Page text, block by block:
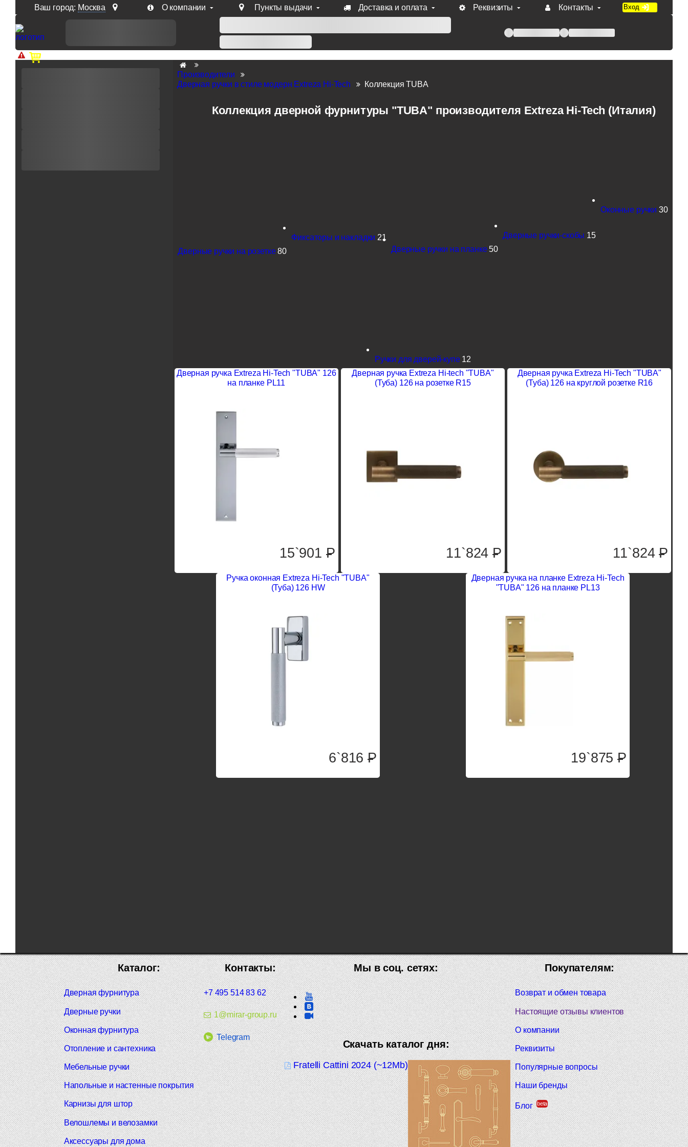
Ваш город: Москва О компании Пункты выдачи Доставка и оплата Реквизиты Контакты Вход
Доп. скидка от цен на сайте 7% при заказе от 50 тыс. руб продукции Venezia, Fratelli, Tupai, Extreza, Melodia, Forme при оплате по счету.
Производители
Дверная ручки в стиле модерн Extreza Hi-Tech
Коллекция TUBA
Коллекция дверной фурнитуры "TUBA" производителя Extreza Hi-Tech (Италия)
Дверные ручки на розетке 80
Фиксаторы и накладки 21
Дверные ручки на планке 50
Дверные ручки-скобы 15
Оконные ручки 30
Ручки для дверей-купе 12
Дверная ручка Extreza Hi-Tech "TUBA" 126
на планке PL11
15`901 P
Дверная ручка Extreza Hi-tech "TUBA"
(Туба) 126 на розетке R15
11`824P
Дверная ручка Extreza Hi-Tech "TUBA"
(Туба) 126 на круглой розетке R16
11`824P
Ручка оконная Extreza Hi-Tech "TUBA"
(Туба) 126 HW
6`816P
Дверная ручка на планке Extreza Hi-Tech
"TUBA" 126 на планке PL13
19`875P
Покупателям:
Возврат и обмен товара
Настоящие отзывы клиентов
О компании
Реквизиты
Популярные вопросы
Наши бренды
Блог beta
Мы в соц. сетях:
Скачать каталог дня:
Fratelli Cattini 2024 (~12Mb)
Контакты:
+7 495 514 83 62
1@mirar-group.ru
Telegram
Каталог:
Дверная фурнитура
Дверные ручки
Оконная фурнитура
Отопление и сантехника
Мебельные ручки
Напольные и настенные покрытия
Карнизы для штор
Велошлемы и велозамки
Аксессуары для дома